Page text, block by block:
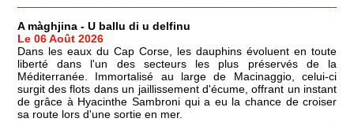
A màghjina - U ballu di u delfinu
Le 06 Août 2026
Dans les eaux du Cap Corse, les dauphins évoluent en toute
liberté dans l'un des secteurs les plus préservés de la
Méditerranée. Immortalisé au large de Macinaggio, celui-ci
surgit des flots dans un jaillissement d'écume, offrant un instant
de grâce à Hyacinthe Sambroni qui a eu la chance de croiser
sa route lors d'une sortie en mer.